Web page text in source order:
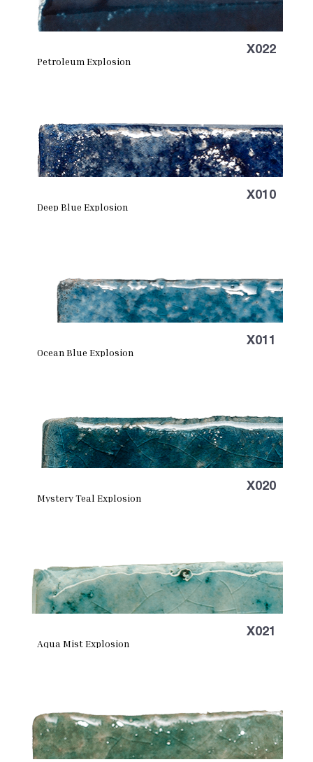
X022
Petroleum Explosion
X010
Deep Blue Explosion
X011
Ocean Blue Explosion
X020
Mystery Teal Explosion
X021
Aqua Mist Explosion